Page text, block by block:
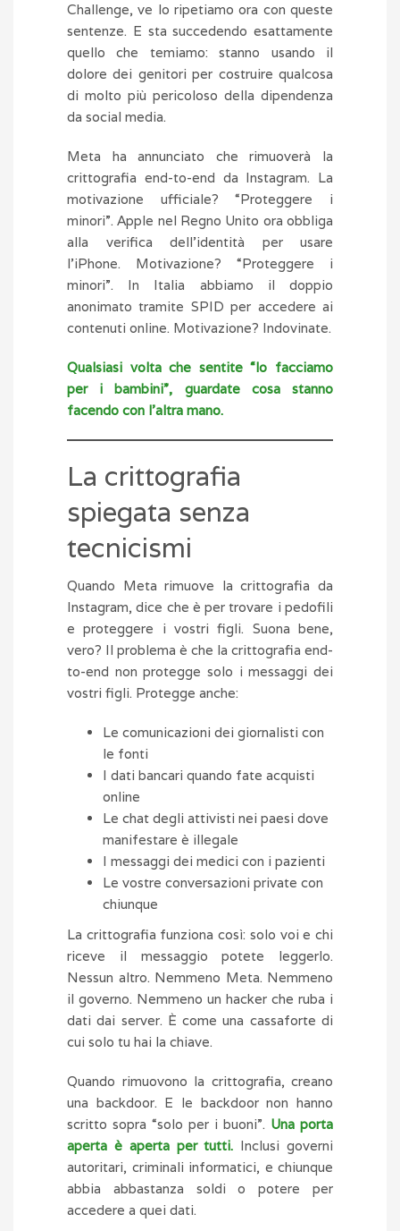
Challenge, ve lo ripetiamo ora con queste
sentenze. E sta succedendo esattamente
quello che temiamo: stanno usando il
dolore dei genitori per costruire qualcosa
di molto più pericoloso della dipendenza
da social media.
Meta ha annunciato che rimuoverà la
crittografia end-to-end da Instagram. La
motivazione ufficiale? “Proteggere i
minori”. Apple nel Regno Unito ora obbliga
alla verifica dell’identità per usare
l’iPhone. Motivazione? “Proteggere i
minori”. In Italia abbiamo il doppio
anonimato tramite SPID per accedere ai
contenuti online. Motivazione? Indovinate.
Qualsiasi volta che sentite “lo facciamo
per i bambini”, guardate cosa stanno
facendo con l’altra mano.
La crittografia
spiegata senza
tecnicismi
Quando Meta rimuove la crittografia da
Instagram, dice che è per trovare i pedofili
e proteggere i vostri figli. Suona bene,
vero? Il problema è che la crittografia end-
to-end non protegge solo i messaggi dei
vostri figli. Protegge anche:
Le comunicazioni dei giornalisti con
le fonti
I dati bancari quando fate acquisti
online
Le chat degli attivisti nei paesi dove
manifestare è illegale
I messaggi dei medici con i pazienti
Le vostre conversazioni private con
chiunque
La crittografia funziona così: solo voi e chi
riceve il messaggio potete leggerlo.
Nessun altro. Nemmeno Meta. Nemmeno
il governo. Nemmeno un hacker che ruba i
dati dai server. È come una cassaforte di
cui solo tu hai la chiave.
Quando rimuovono la crittografia, creano
una backdoor. E le backdoor non hanno
scritto sopra “solo per i buoni”. Una porta
aperta è aperta per tutti. Inclusi governi
autoritari, criminali informatici, e chiunque
abbia abbastanza soldi o potere per
accedere a quei dati.